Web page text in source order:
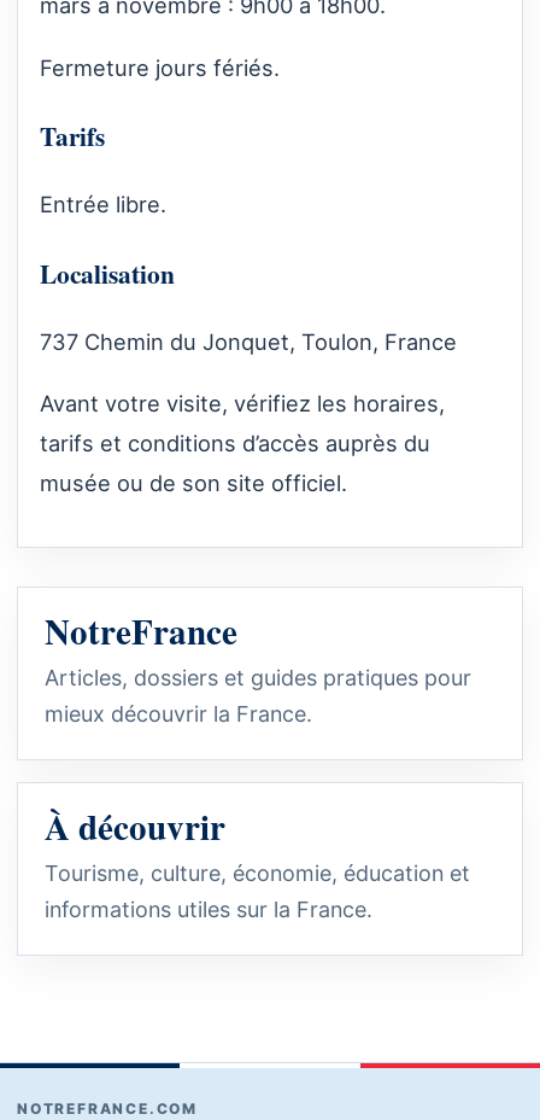
Fermeture jours fériés.
Tarifs
Entrée libre.
Localisation
737 Chemin du Jonquet, Toulon, France
Avant votre visite, vérifiez les horaires,
tarifs et conditions d’accès auprès du
musée ou de son site officiel.
NotreFrance
Articles, dossiers et guides pratiques pour
mieux découvrir la France.
À découvrir
Tourisme, culture, économie, éducation et
informations utiles sur la France.
NOTREFRANCE.COM